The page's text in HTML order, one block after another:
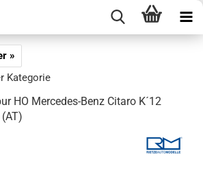
»
Kategorie
HO Mercedes-Benz Citaro K´12